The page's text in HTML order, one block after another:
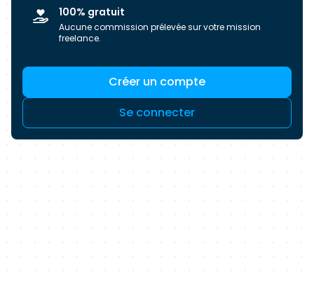
100% gratuit
Aucune commission prélevée sur votre mission
freelance.
Créer un compte
Se connecter